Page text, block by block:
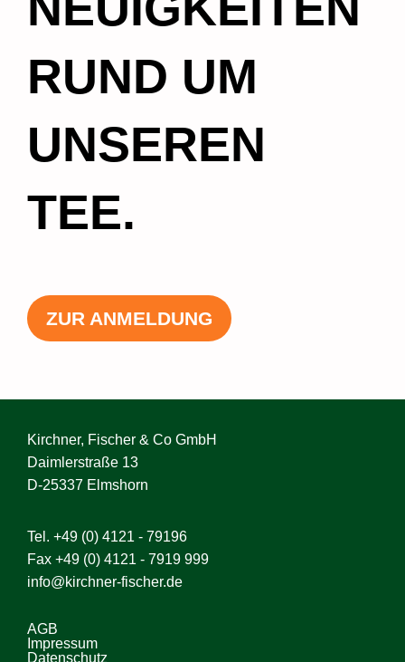
RUND UM
UNSEREN
TEE.
ZUR ANMELDUNG
Kirchner, Fischer & Co GmbH
Daimlerstraße 13
D-25337 Elmshorn
Tel. +49 (0) 4121 - 79196
Fax +49 (0) 4121 - 7919 999
info@kirchner-fischer.de
AGB
Impressum
Datenschutz